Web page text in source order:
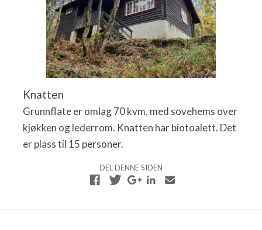
Knatten
Grunnflate er omlag 70 kvm, med sovehems over
kjøkken og lederrom. Knatten har biotoalett. Det
er plass til 15 personer.
DEL DENNE SIDEN